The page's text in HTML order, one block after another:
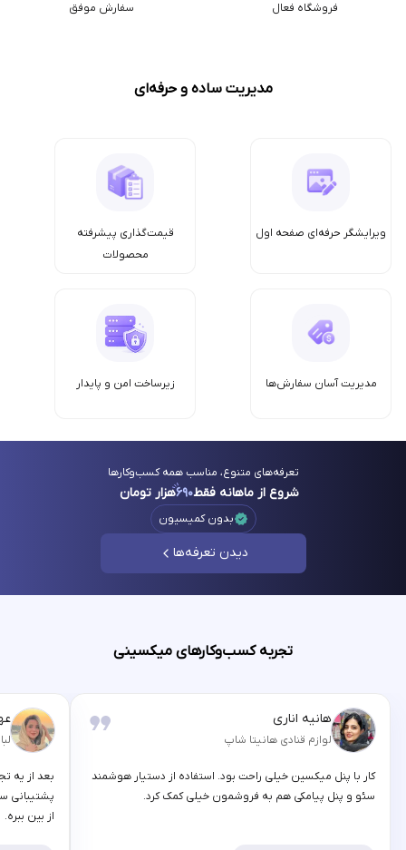
فروشگاه فعال سفارش موفق
مدیریت ساده و حرفه‌ای
ویرایشگر حرفه‌ای صفحه اول
قیمت‌گذاری پیشرفته
محصولات
مدیریت آسان سفارش‌ها زیرساخت امن‌ و پایدار
تعرفه‌های متنوع، مناسب همه کسب‌وکارها
شروع از ماهانه فقط۶۹۰هزار تومان
بدون کمیسیون
دیدن تعرفه‌ها
تجربه کسب‌وکارهای میکسینی
هانیه اناری
لوازم قنادی هانیتا شاپ
کار با پنل میکسین خیلی راحت بود. استفاده از دستیار هوشمند
سئو و پنل پیامکی هم به فروشمون خیلی کمک کرد.
بعد از یه
پشتیبانی
از بین ببره.